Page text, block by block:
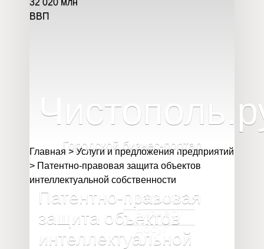
32 020 млн
ВВП
Чистополь
Городской бизнес-портал
Каталог
Бизнесу
Досуг
Главная > Услуги и предложения предприятий
> Патентно-правовая защита объектов
интеллектуальной собственности
Патентно-правовая
защита объектов
интеллектуальной